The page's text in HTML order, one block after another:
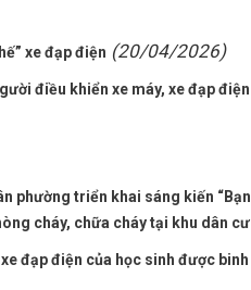
xe đạp điện (20/04/2026)
điều khiển xe máy, xe đạp điện
phường triển khai sáng kiến
cháy, chữa cháy tại khu dân cư
đạp điện của học sinh được